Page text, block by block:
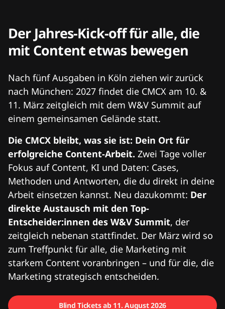
Der Jahres-Kick-off für alle, die
mit Content etwas bewegen
Nach fünf Ausgaben in Köln ziehen wir zurück
nach München: 2027 findet die CMCX am 10. &
11. März zeitgleich mit dem W&V Summit auf
einem gemeinsamen Gelände statt.
Die CMCX bleibt, was sie ist: Dein Ort für
erfolgreiche Content-Arbeit. Zwei Tage voller
Fokus auf Content, KI und Daten: Cases,
Methoden und Antworten, die du direkt in deine
Arbeit einsetzen kannst. Neu dazukommt: Der
direkte Austausch mit den Top-
Entscheider:innen des W&V Summit, der
zeitgleich nebenan stattfindet. Der März wird so
zum Treffpunkt für alle, die Marketing mit
starkem Content voranbringen – und für die, die
Marketing strategisch entscheiden.
Blind Tickets ab 11. August 2026